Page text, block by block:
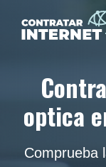
optica
Comprueba